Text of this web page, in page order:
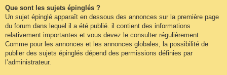
Que sont les sujets épinglés ?
Un sujet épinglé apparaît en dessous des annonces sur la première page
du forum dans lequel il a été publié. il contient des informations
relativement importantes et vous devez le consulter régulièrement.
Comme pour les annonces et les annonces globales, la possibilité de
publier des sujets épinglés dépend des permissions définies par
l’administrateur.